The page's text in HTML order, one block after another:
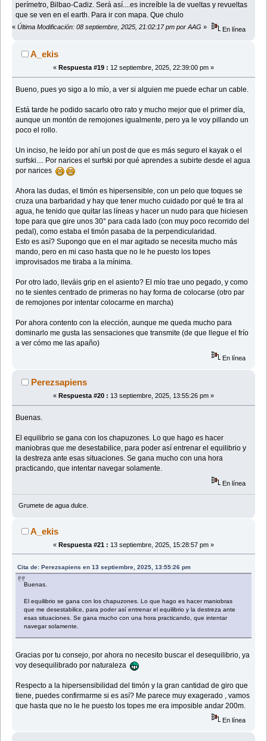
perímetro, Bilbao-Cadiz. Será así....es increíble la de vueltas y revueltas
que se ven en el earth. Para ir con mapa. Que chulo
« Última Modificación: 08 septiembre, 2025, 21:02:17 pm por AAG » En línea
A_ekis
« Respuesta #19 : 12 septiembre, 2025, 22:39:00 pm »
Bueno, pues yo sigo a lo mío, a ver si alguien me puede echar un cable.
Está tarde he podido sacarlo otro rato y mucho mejor que el primer día,
aunque un montón de remojones igualmente, pero ya le voy pillando un
poco el rollo.
Un inciso, he leído por ahí un post de que es más seguro el kayak o el
surfski.... Por narices el surfski por qué aprendes a subirte desde el agua
por narices
Ahora las dudas, el timón es hipersensible, con un pelo que toques se
cruza una barbaridad y hay que tener mucho cuidado por qué te tira al
agua, he tenido que quitar las líneas y hacer un nudo para que hiciesen
tope para que gire unos 30° para cada lado (con muy poco recorrido del
pedal), como estaba el timón pasaba de la perpendicularidad.
Esto es así? Supongo que en el mar agitado se necesita mucho más
mando, pero en mi caso hasta que no le he puesto los topes
improvisados me tiraba a la mínima.
Por otro lado, lleváis grip en el asiento? El mío trae uno pegado, y como
no te sientes centrado de primeras no hay forma de colocarse (otro par
de remojones por intentar colocarme en marcha)
Por ahora contento con la elección, aunque me queda mucho para
dominarlo me gusta las sensaciones que transmite (de que llegue el frío
a ver cómo me las apaño)
En línea
Perezsapiens
« Respuesta #20 : 13 septiembre, 2025, 13:55:26 pm »
Buenas.
El equilibrio se gana con los chapuzones. Lo que hago es hacer
maniobras que me desestabilice, para poder así entrenar el equilibrio y
la destreza ante esas situaciones. Se gana mucho con una hora
practicando, que intentar navegar solamente.
En línea
Grumete de agua dulce.
A_ekis
« Respuesta #21 : 13 septiembre, 2025, 15:28:57 pm »
Cita de: Perezsapiens en 13 septiembre, 2025, 13:55:26 pm
Buenas.
El equilibrio se gana con los chapuzones. Lo que hago es hacer maniobras
que me desestabilice, para poder así entrenar el equilibrio y la destreza ante
esas situaciones. Se gana mucho con una hora practicando, que intentar
navegar solamente.
Gracias por tu consejo, por ahora no necesito buscar el desequilibrio, ya
voy desequilibrado por naturaleza
Respecto a la hipersensibilidad del timón y la gran cantidad de giro que
tiene, puedes confirmarme si es así? Me parece muy exagerado , vamos
que hasta que no le he puesto los topes me era imposible andar 200m.
En línea